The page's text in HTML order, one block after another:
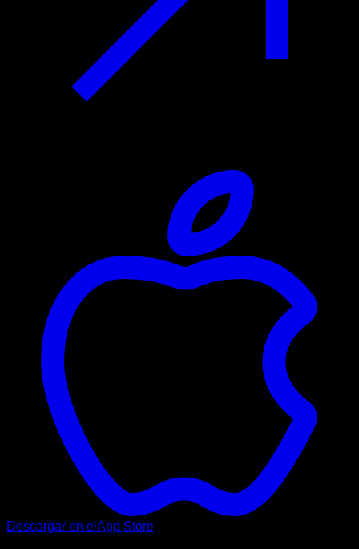
Descargar en el App Store